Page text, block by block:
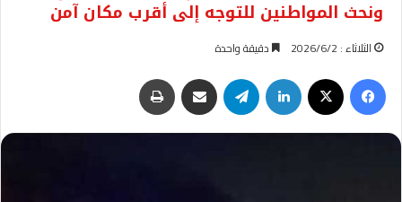
ونحث المواطنين للتوجه إلى أقرب مكان آمن
الثلاثاء : 2026/6/2 دقيقة واحدة
فيسبوك لينكدإن تيلقرام مشاركة عبر البريد